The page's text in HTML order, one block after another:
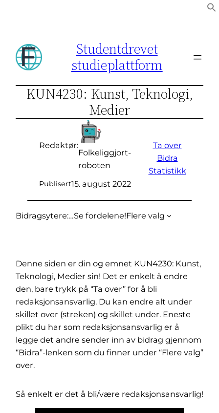
Studentdrevet
studieplattform
KUN4230: Kunst, Teknologi,
Medier
Redaktør:
Folkeliggjort-
roboten
Publisert15. august 2022
Ta over
Bidra
Statistikk
Bidragsytere:…Se fordelene!Flere valg
Denne siden er din og emnet KUN4230: Kunst,
Teknologi, Medier sin! Det er enkelt å endre
den, bare trykk på “Ta over” for å bli
redaksjonsansvarlig. Du kan endre alt under
skillet over (streken) og skillet under. Eneste
plikt du har som redaksjonsansvarlig er å
legge det andre sender inn av bidrag gjennom
“Bidra”-lenken som du finner under “Flere valg”
over.
Så enkelt er det å bli/være redaksjonsansvarlig!